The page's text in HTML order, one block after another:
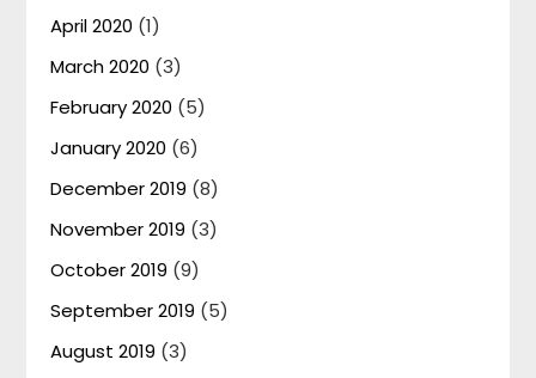
April 2020 (1)
March 2020 (3)
February 2020 (5)
January 2020 (6)
December 2019 (8)
November 2019 (3)
October 2019 (9)
September 2019 (5)
August 2019 (3)